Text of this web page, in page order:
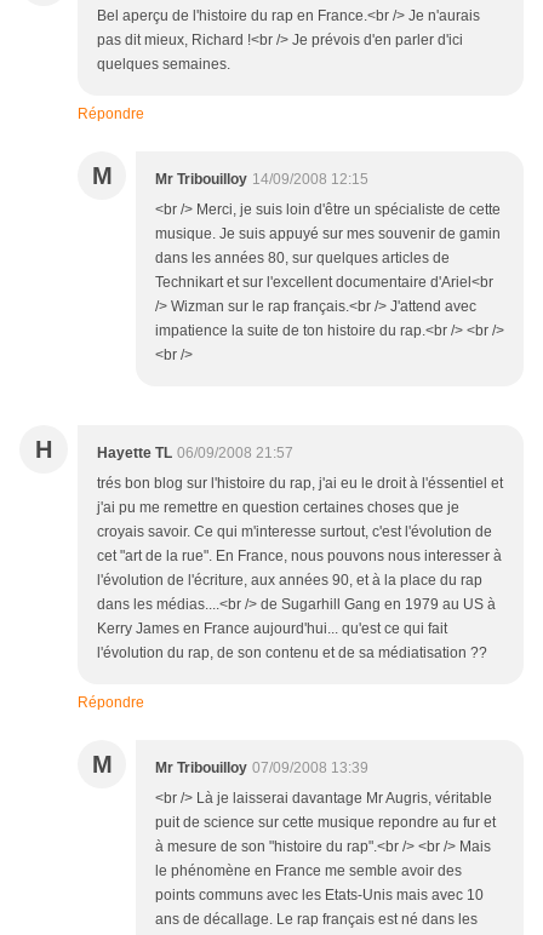
Bel aperçu de l'histoire du rap en France.<br /> Je n'aurais
pas dit mieux, Richard !<br /> Je prévois d'en parler d'ici
quelques semaines.
Répondre
M Mr Tribouilloy 14/09/2008 12:15
<br /> Merci, je suis loin d'être un spécialiste de cette
musique. Je suis appuyé sur mes souvenir de gamin
dans les années 80, sur quelques articles de
Technikart et sur l'excellent documentaire d'Ariel<br
/> Wizman sur le rap français.<br /> J'attend avec
impatience la suite de ton histoire du rap.<br /> <br />
<br />
H Hayette TL 06/09/2008 21:57
trés bon blog sur l'histoire du rap, j'ai eu le droit à l'éssentiel et
j'ai pu me remettre en question certaines choses que je
croyais savoir. Ce qui m'interesse surtout, c'est l'évolution de
cet "art de la rue". En France, nous pouvons nous interesser à
l'évolution de l'écriture, aux années 90, et à la place du rap
dans les médias....<br /> de Sugarhill Gang en 1979 au US à
Kerry James en France aujourd'hui... qu'est ce qui fait
l'évolution du rap, de son contenu et de sa médiatisation ??
Répondre
M Mr Tribouilloy 07/09/2008 13:39
<br /> Là je laisserai davantage Mr Augris, véritable
puit de science sur cette musique repondre au fur et
à mesure de son "histoire du rap".<br /> <br /> Mais
le phénomène en France me semble avoir des
points communs avec les Etats-Unis mais avec 10
ans de décallage. Le rap français est né dans les